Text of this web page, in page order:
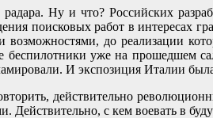
Ну и что? Российских
поисковых работ в интересах
до реализации
уже на прошедшем
И экспозиция Италии
действительно
с кем воевать в